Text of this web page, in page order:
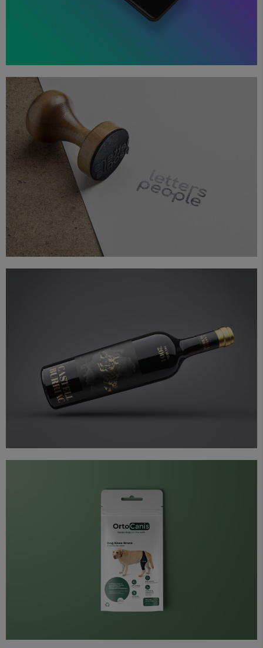
Branding Diseño
Letters People Branding
Diseño Packaging Proyectos
Castell Burriac
Packaging
Ortocanis